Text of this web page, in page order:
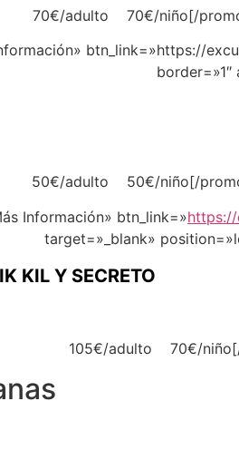
70€/adulto 70€/niño[/
btn_link=»https://
border=»1″
50€/adulto 50€/niño[/
Información» btn_link=»
target=»_blank»
KIL Y SECRETO
105€/adulto 70€/